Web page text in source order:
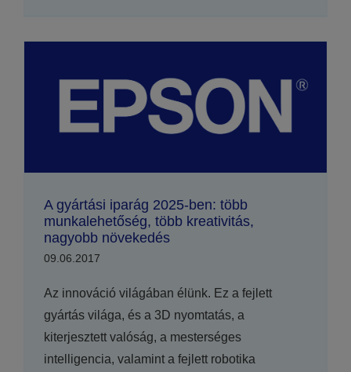
A gyártási iparág 2025-ben: több
munkalehetőség, több kreativitás,
nagyobb növekedés
09.06.2017
Az innováció világában élünk. Ez a fejlett
gyártás világa, és a 3D nyomtatás, a
kiterjesztett valóság, a mesterséges
intelligencia, valamint a fejlett robotika